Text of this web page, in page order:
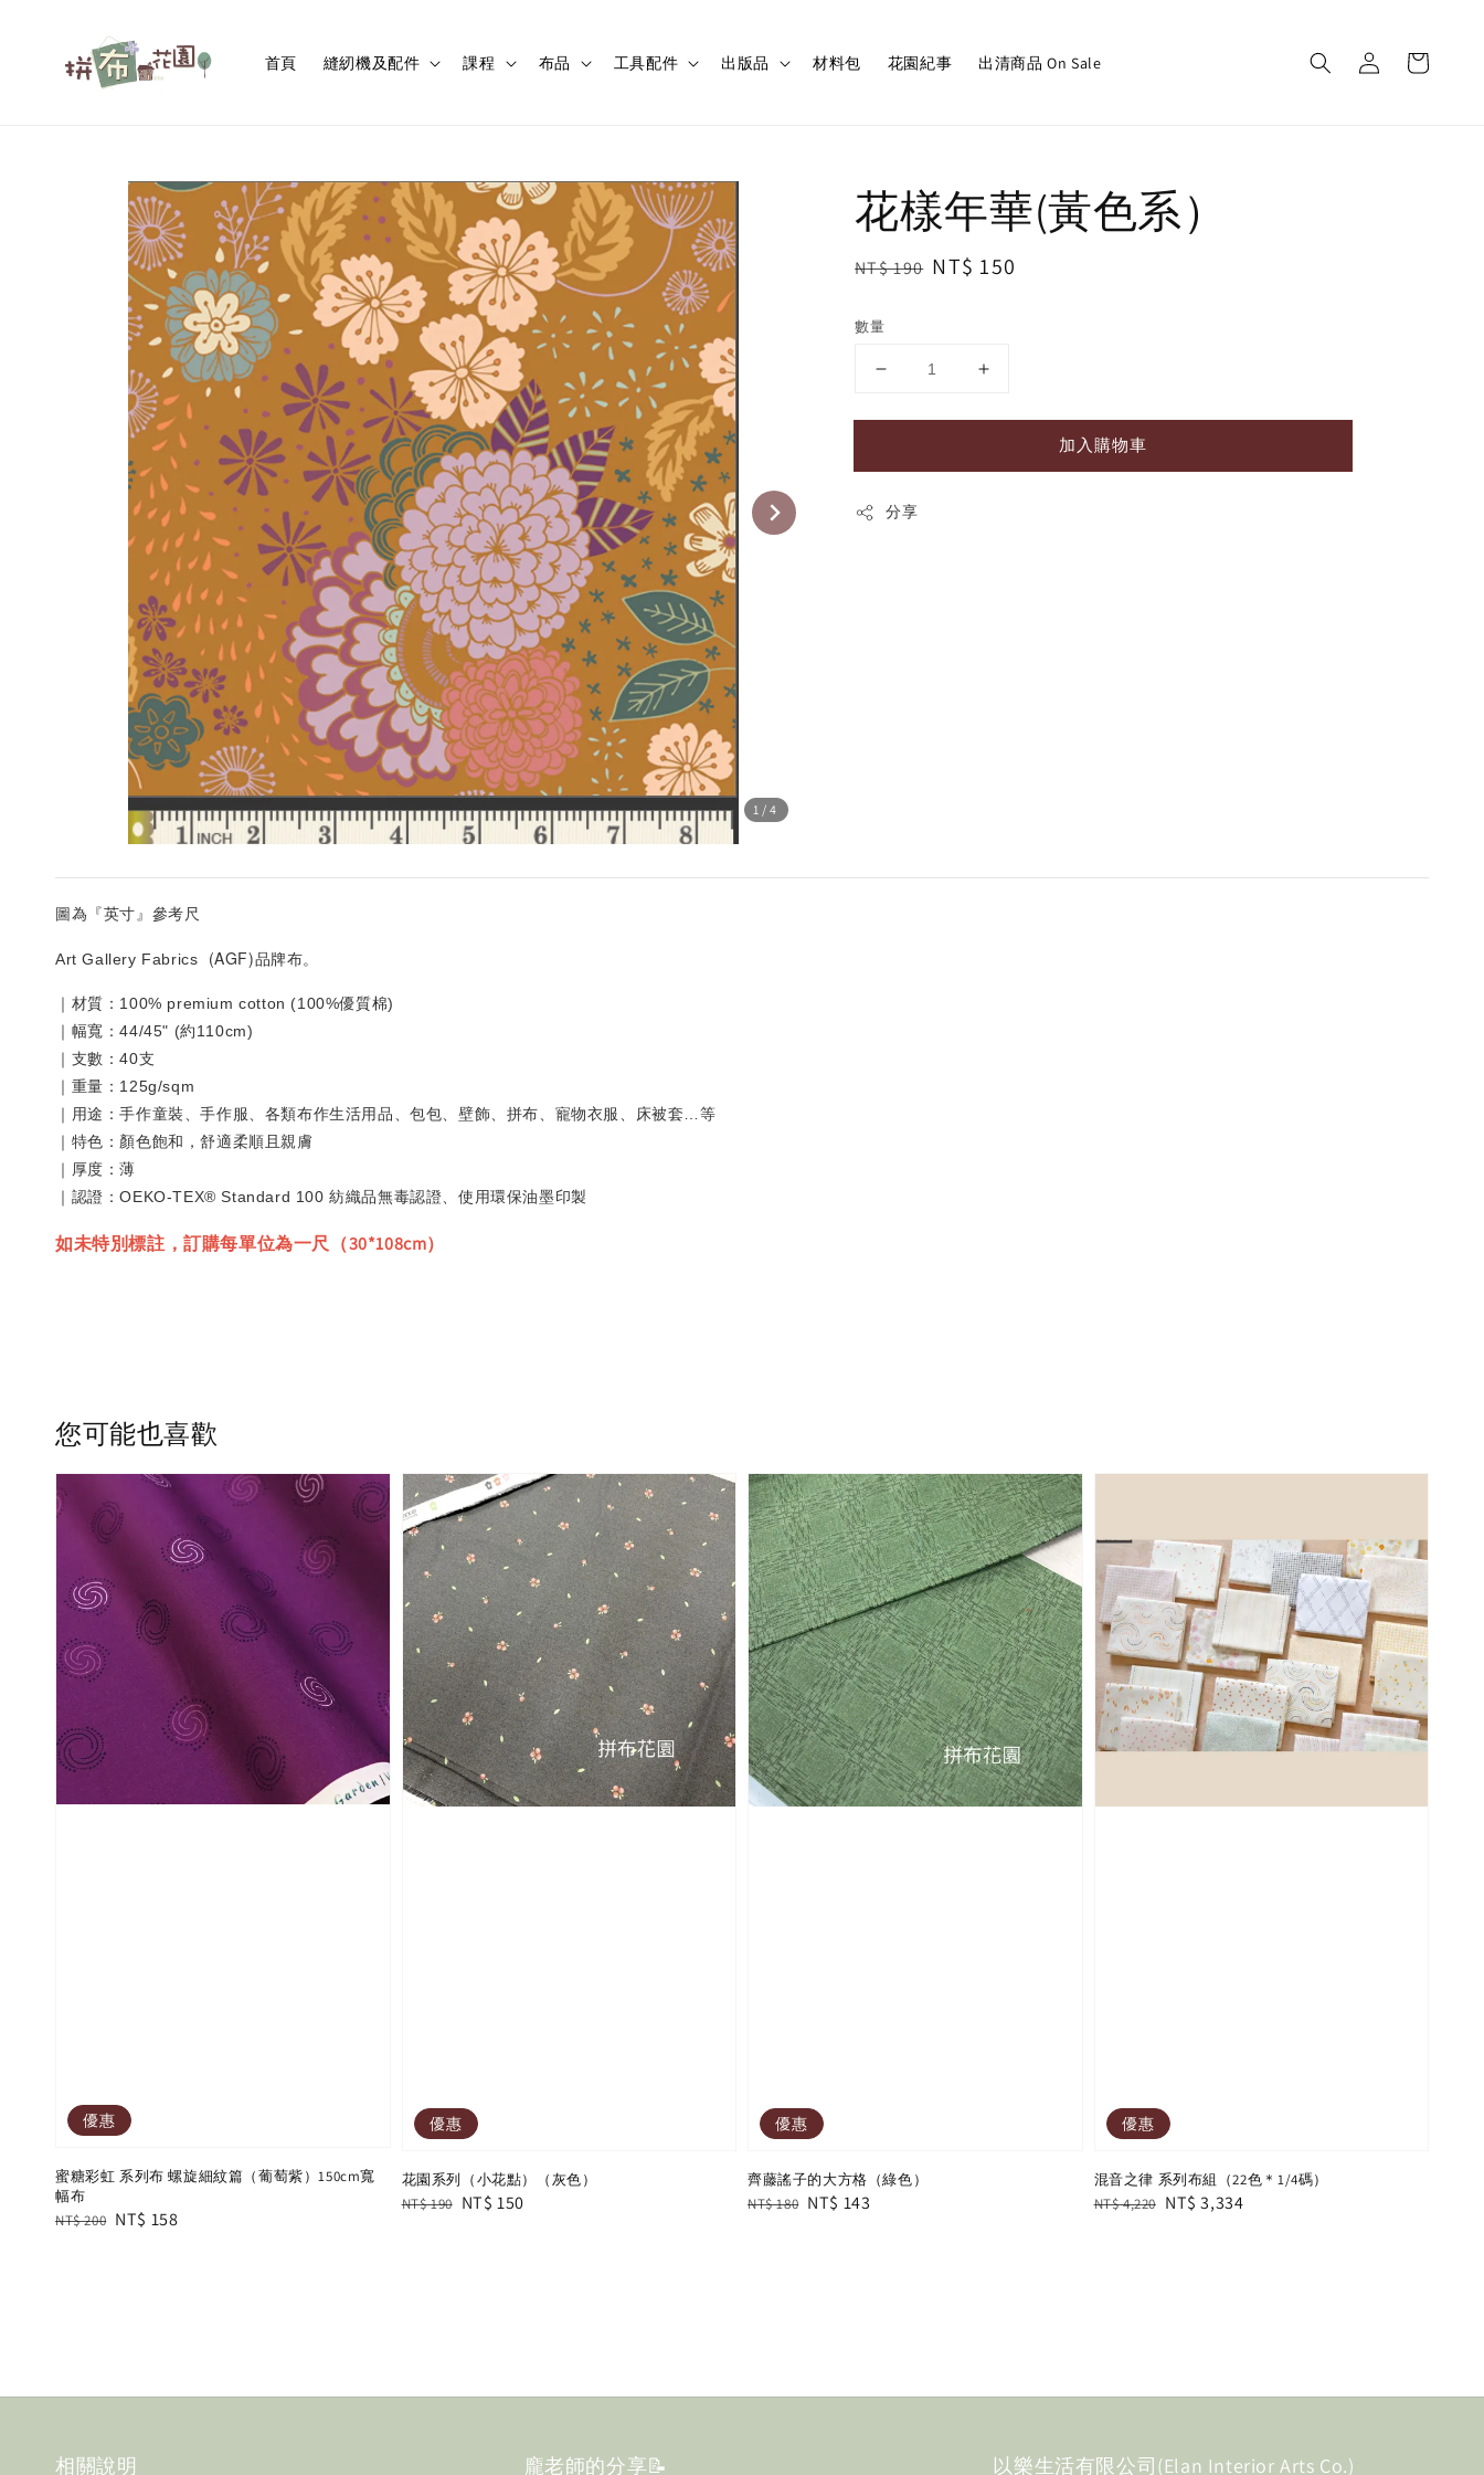
首頁 縫紉機及配件 課程 布品 工具配件 出版品 材料包 花園紀事 出清商品 On Sale
1 /4
花樣年華(黃色系）
Regular
NT$ 190 Sale
NT$ 150
數量
加入購物車
分享
圖為『英寸』參考尺
Art Gallery Fabrics (AGF)品牌布。
｜材質：100% premium cotton (100%優質棉)
｜幅寬：44/45" (約110cm)
｜支數：40支
｜重量：125g/sqm
｜用途：手作童裝、手作服、各類布作生活用品、包包、壁飾、拼布、寵物衣服、床被套…等
｜特色：顏色飽和，舒適柔順且親膚
｜厚度：薄
｜認證：OEKO-TEX® Standard 100 紡織品無毒認證、使用環保油墨印製
如未特別標註，訂購每單位為一尺（30*108cm）
您可能也喜歡
優惠
蜜糖彩虹 系列布 螺旋細紋篇（葡萄紫）150cm寬
幅布
Regular
NT$ 200 Sale
NT$ 158
優惠
花園系列（小花點）（灰色）
Regular
NT$ 190 Sale
NT$ 150
優惠
齊藤謠子的大方格（綠色）
Regular
NT$ 180 Sale
NT$ 143
優惠
混音之律 系列布組（22色＊1/4碼）
Regular
NT$ 4,220 Sale
NT$ 3,334
相關說明 龐老師的分享📝 以樂生活有限公司(Elan Interior Arts Co.)